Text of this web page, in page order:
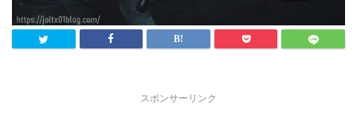
スポンサーリンク